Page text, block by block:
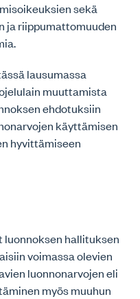
sekä
ja riippumattomuuden
lausumassa
muuttamista
ehdotuksiin
käyttämisen
hyvittämiseen
hallituksen
voimassa olevien
luonnonarvojen eli
myös muuhun